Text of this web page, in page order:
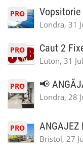
PRO
Londra, 31
PRO Caut 2
Luton, 31
PRO 📢
Londra, 28
PRO
Bristol, 27